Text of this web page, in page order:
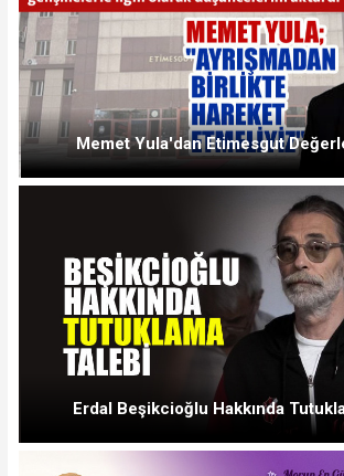
Memet Yula'dan Etimesgut
Erdal Beşikcioğlu Hakkında